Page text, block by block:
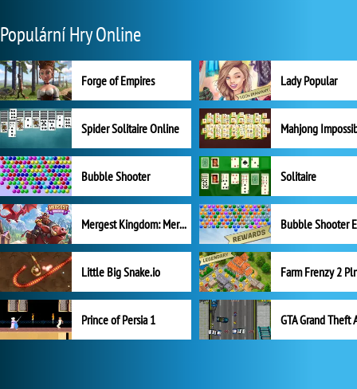
Populární Hry Online
Forge of Empires Lady Popular
Spider Solitaire Online Mahjong
Bubble Shooter Solitaire
Mergest Kingdom: Merge Puzzle
Little Big Snake.io
Prince of Persia 1 GTA Grand Theft